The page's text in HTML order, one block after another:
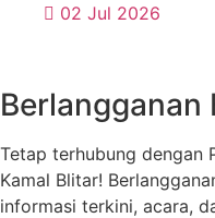
02 Jul 2026
Berlangganan
Tetap terhubung dengan
Kamal Blitar!
informasi terkini, acara,